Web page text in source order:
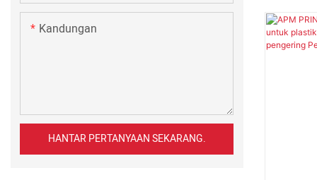
Kandungan
HANTAR PERTANYAAN SEKARANG.
Akhbar